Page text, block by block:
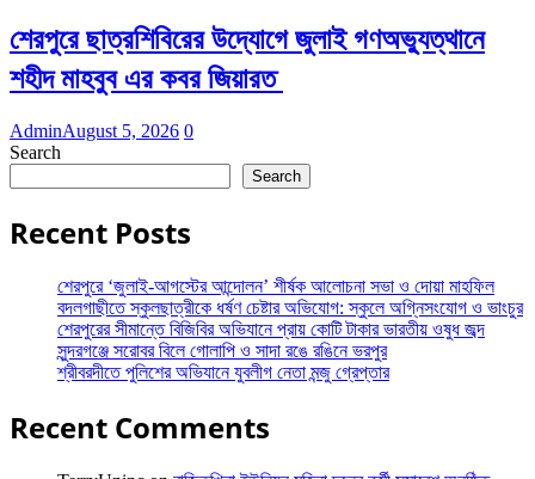
শেরপুরে ছাত্রশিবিরের উদ্যোগে জুলাই গণঅভ্যুত্থানে
শহীদ মাহবুব এর কবর জিয়ারত
AdminAugust 5, 2026 0
Search
Search
Recent Posts
শেরপুরে ‘জুলাই-আগস্টের আন্দোলন’ শীর্ষক আলোচনা সভা ও দোয়া মাহফিল
বদলগাছীতে স্কুলছাত্রীকে ধর্ষণ চেষ্টার অভিযোগ: স্কুলে অগ্নিসংযোগ ও ভাংচুর
শেরপুরের সীমান্তে বিজিবির অভিযানে প্রায় কোটি টাকার ভারতীয় ওষুধ জব্দ
সুন্দরগঞ্জে সরোবর বিলে গোলাপি ও সাদা রঙে রঙিনে ভরপুর
শ্রীবরদীতে পুলিশের অভিযানে যুবলীগ নেতা মন্জু গ্রেপ্তার
Recent Comments